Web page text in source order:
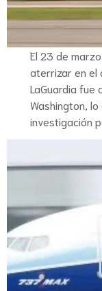
El 23 de
aterrizar en el
LaGuardia fue
Washington,
investigación